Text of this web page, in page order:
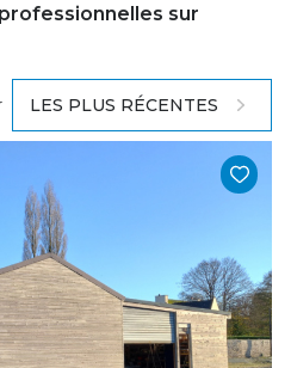
sur
LES PLUS RÉCENTES